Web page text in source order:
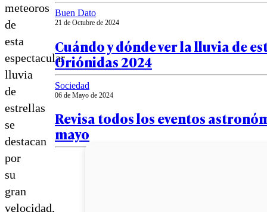
meteoros
de
esta
espectacular
lluvia
de
estrellas
se
destacan
por
su
gran
velocidad,
Buen Dato
21 de Octubre de 2024
Cuándo y dónde ver la lluvia de
Oriónidas 2024
Sociedad
06 de Mayo de 2024
Revisa todos los eventos
mayo